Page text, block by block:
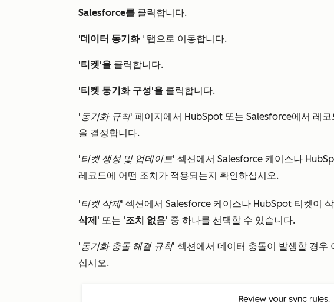
Salesforce를 클릭합니다.
'데이터 동기화' 탭으로 이동합니다.
'티켓'을 클릭합니다.
'티켓 동기화 구성'을 클릭합니다.
'동기화 규칙' 페이지에서 HubSpot 또는 Salesforce에서 레
을 결정합니다.
'티켓 생성 및 업데이트' 섹션에서 Salesforce 케이스나
레코드에 어떤 조치가 적용되는지 확인하십시오.
'티켓 삭제' 섹션에서 Salesforce 케이스나 HubSpot 티켓이
삭제' 또는 '조치 없음' 중 하나를 선택할 수 있습니다.
'동기화 충돌 해결 규칙' 섹션에서 데이터 충돌이 발생할 경우
십시오.